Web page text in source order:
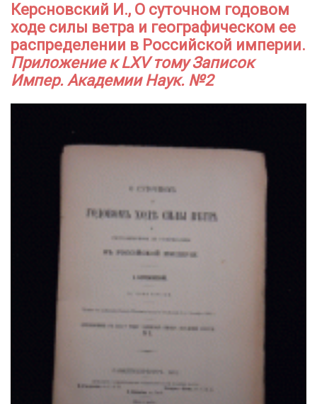
Керсновский И., О суточном годовом
ходе силы ветра и географическом ее
распределении в Российской империи.
Приложение к LXV тому Записок
Импер. Академии Наук. №2